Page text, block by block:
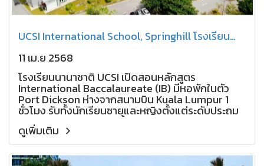
UCSI International School, Springhill โรงเรียน
ประจำเอกชน มาเลเซีย
11 เม.ย 2568
โรงเรียนนานาชาติ UCSI เปิดสอนหลักสูตร
International Baccalaureate (IB) มีหอพักในตัว
Port Dickson ห่างจากสนามบิน Kuala Lumpur 1
ชั่วโมง รับทั้งนักเรียนชายและหญิงตั้งแต่ระดับประถม
ถึงมัธยมปลาย อายุ 11 ปีขึ้นไป มีหอพักสำหรับนักเรียน
ดูเพิ่มเติม